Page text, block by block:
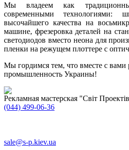
Мы владеем как
современными технологиями:
высочайшего качества на
машине, фрезеровка деталей на
светодиодов вместо неона для
пленки на режущем плоттере с
Мы гордимся тем, что вместе с вами
промышленность Украины!
Рекламная мастерская "Світ
(044) 499-06-36
sale@s-p.kiev.ua